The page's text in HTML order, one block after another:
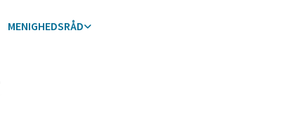
MENIGHEDSRÅD